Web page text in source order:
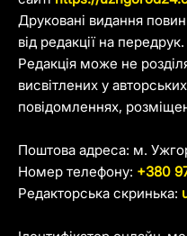
Друковані видання
від редакції на передрук.
Редакція може не
висвітлених у
повідомленнях,
Поштова адреса: м.
Номер телефону: +380
Редакторська скринька: